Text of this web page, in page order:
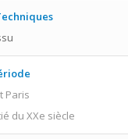
Paris
du XXe siècle